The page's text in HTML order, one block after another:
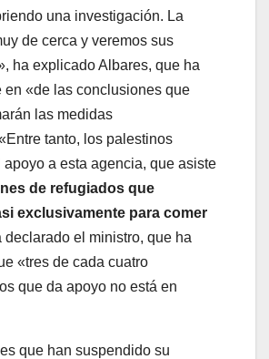
una investigación. La
de cerca y veremos sus
ha explicado Albares, que ha
en «de las conclusiones que
las medidas
tanto, los palestinos
a esta agencia, que asiste
de refugiados que
exclusivamente para comer
declarado el ministro, que ha
«tres de cada cuatro
que da apoyo no está en
que han suspendido su